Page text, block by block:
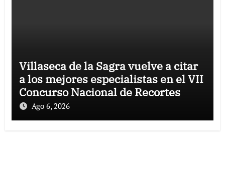
Villaseca de la Sagra vuelve a citar
a los mejores especialistas en el VII
Concurso Nacional de Recortes
Ago 6, 2026